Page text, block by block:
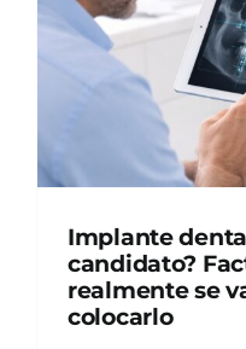
Implante
candidato?
realmente se
colocarlo